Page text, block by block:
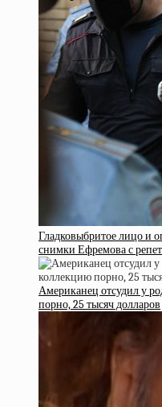
Гладковыбритое лицо и
снимки Ефремова с
Американец отсудил у
порно, 25 тысяч долларов